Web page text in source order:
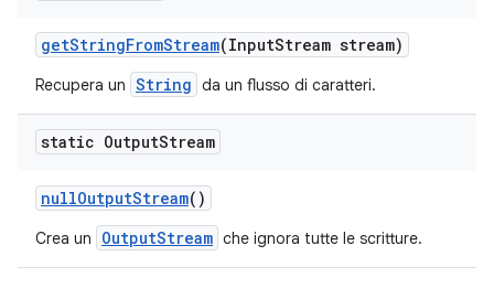
getStringFromStream(InputStream stream)
Recupera un String da un flusso di caratteri.
static OutputStream
nullOutputStream()
Crea un OutputStream che ignora tutte le scritture.